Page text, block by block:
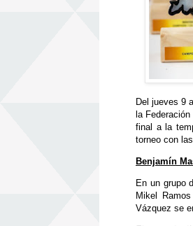
Del jueves 9
la
final a la
torneo con
Benjamín
En un grupo
Mikel
Vázquez se